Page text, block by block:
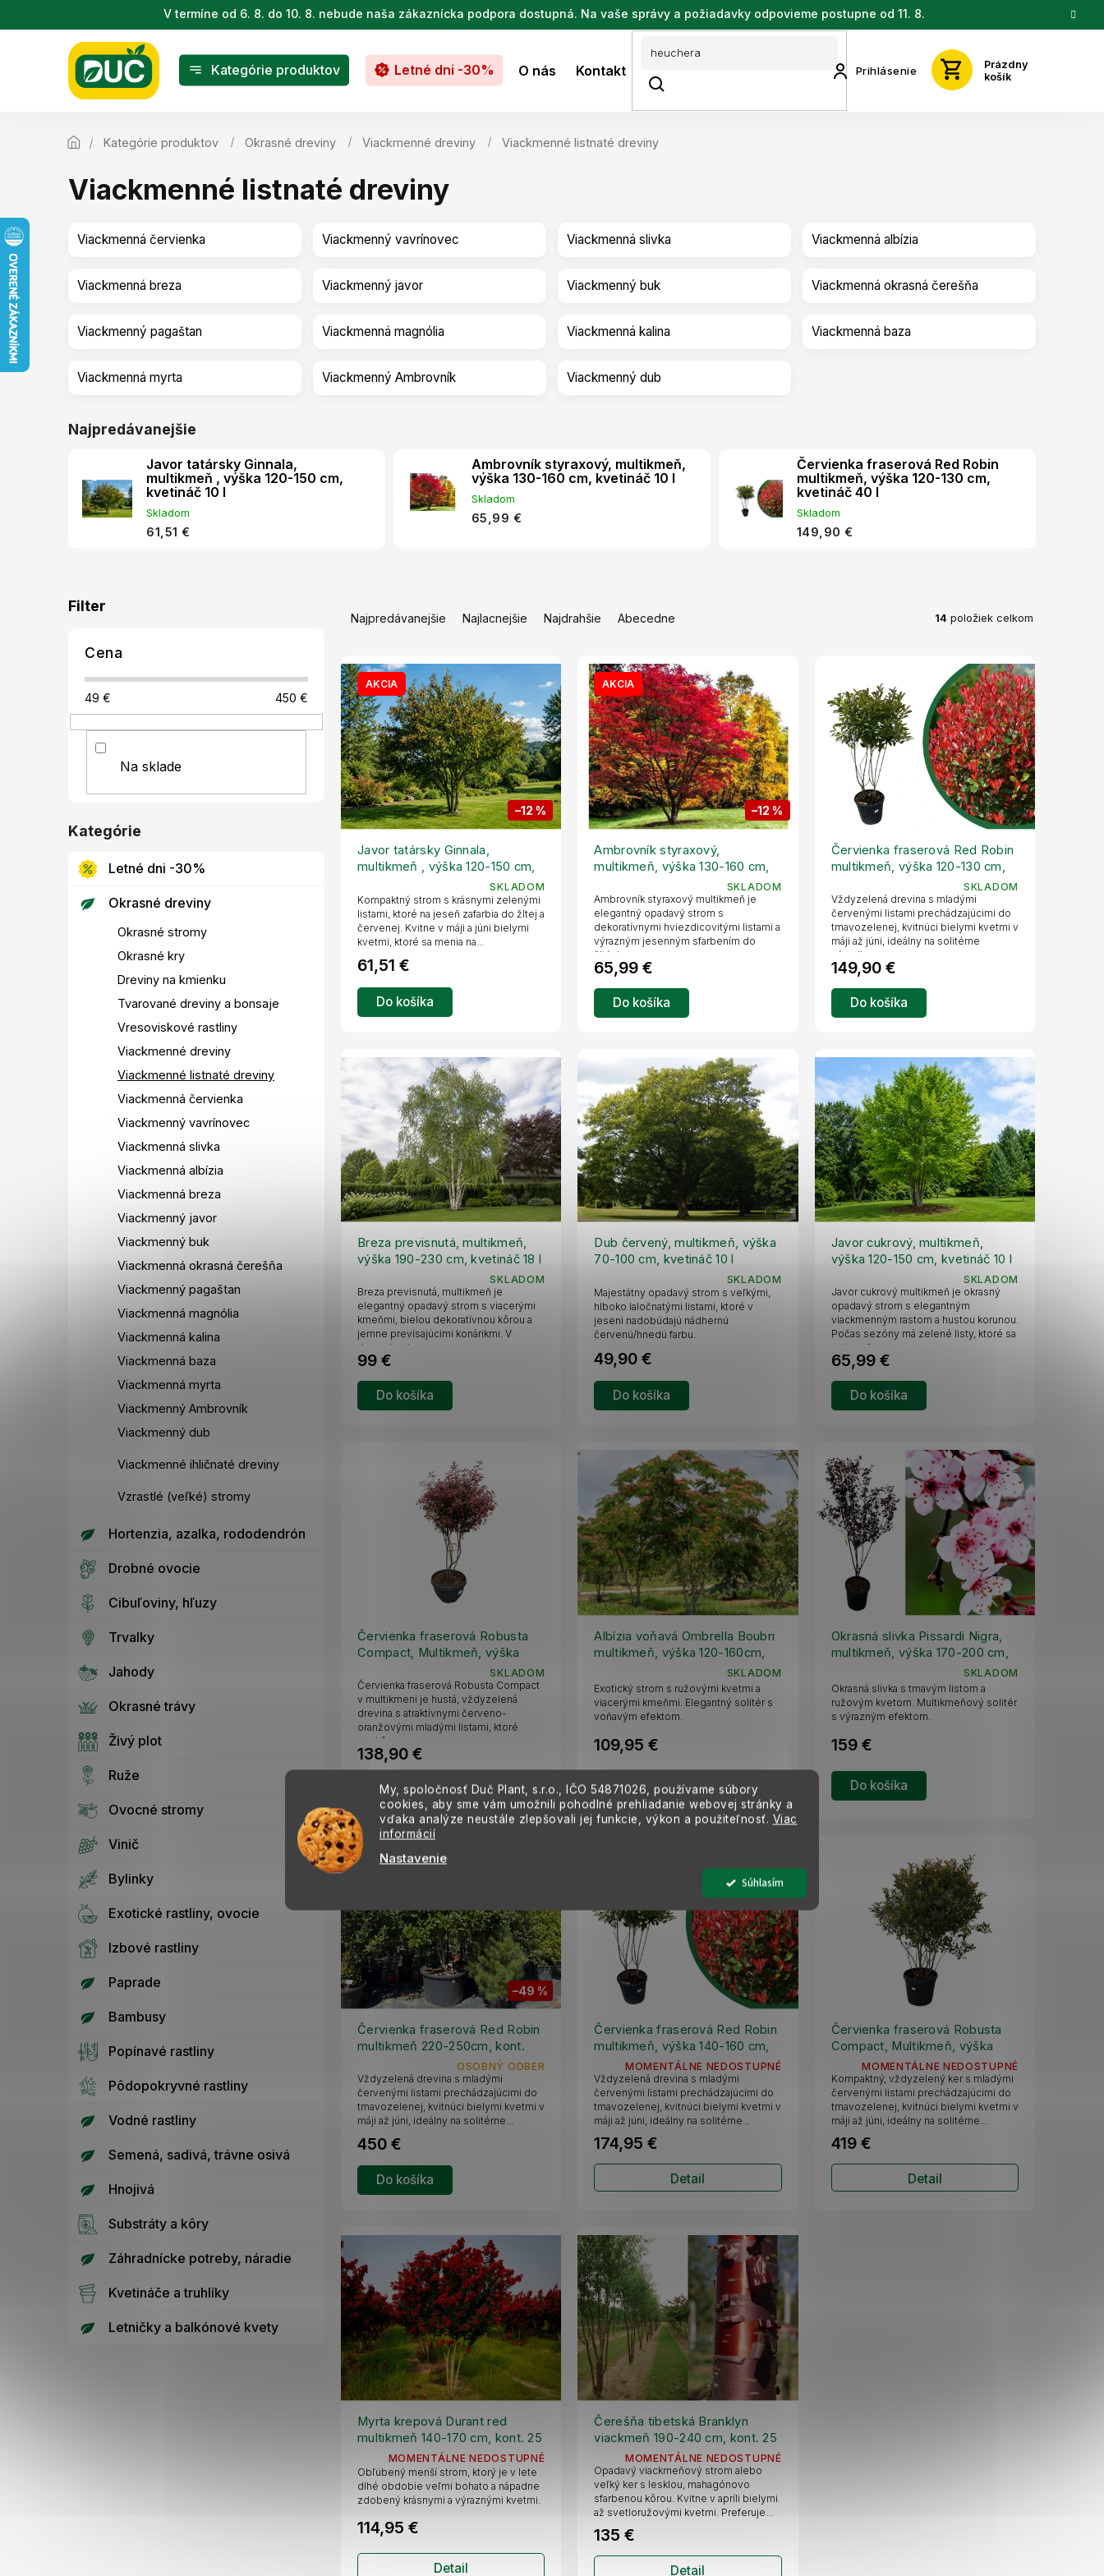
My, spoločnosť Duč Plant, s.r.o., IČO 54871026, používame súbory
cookies, aby sme vám umožnili pohodlné prehliadanie webovej stránky a
vďaka analýze neustále zlepšovali jej funkcie, výkon a použiteľnosť. Viac
informácií
Nastavenie
Súhlasím
na
V termíne od 6. 8. do 10. 8. nebude naša zákaznícka podpora dostupná. Na vaše správy a požiadavky odpovieme postupne od 11. 8.
Prihlásenie
Prázdny
košík
Kategórie produktov Letné dni -30% O nás Kontakt
Kategórie produktov Okrasné dreviny Viackmenné dreviny Viackmenné listnaté dreviny
Viackmenné listnaté dreviny
Viackmenná červienka Viackmenný vavrínovec Viackmenná slivka Viackmenná albízia
Viackmenná breza Viackmenný javor Viackmenný buk Viackmenná okrasná čerešňa
Viackmenný pagaštan Viackmenná magnólia Viackmenná kalina Viackmenná baza
Viackmenná myrta Viackmenný Ambrovník Viackmenný dub
Najpredávanejšie
Javor tatársky Ginnala,
multikmeň , výška 120-150 cm,
kvetináč 10 l
Skladom
61,51 €
Ambrovník styraxový, multikmeň,
výška 130-160 cm, kvetináč 10 l
Skladom
65,99 €
Červienka fraserová Red Robin
multikmeň, výška 120-130 cm,
kvetináč 40 l
Skladom
149,90 €
o
n
e
Cena
49 € 450 €
Na sklade
Preskočiť
Kategórie
Letné dni -30%
Okrasné dreviny
Okrasné stromy
Okrasné kry
Dreviny na kmienku
Tvarované dreviny a bonsaje
Vresoviskové rastliny
Viackmenné dreviny
Viackmenné listnaté dreviny
Viackmenná červienka
Viackmenný vavrínovec
Viackmenná slivka
Viackmenná albízia
Viackmenná breza
Viackmenný javor
Viackmenný buk
Viackmenná okrasná čerešňa
Viackmenný pagaštan
Viackmenná magnólia
Viackmenná kalina
Viackmenná baza
Viackmenná myrta
Viackmenný Ambrovník
Viackmenný dub
Viackmenné ihličnaté dreviny
Vzrastlé (veľké) stromy
Hortenzia, azalka, rododendrón
Drobné ovocie
Cibuľoviny, hľuzy
Trvalky
Jahody
Okrasné trávy
Živý plot
Ruže
Ovocné stromy
Vinič
Bylinky
Exotické rastliny, ovocie
Izbové rastliny
Paprade
Bambusy
Popínavé rastliny
Pôdopokryvné rastliny
Vodné rastliny
Semená, sadivá, trávne osivá
Hnojivá
Substráty a kôry
Záhradnícke potreby, náradie
Kvetináče a truhlíky
Letničky a balkónové kvety
n
i
e
p
r
o
d
u
k
t
Najpredávanejšie Najlacnejšie Najdrahšie Abecedne 14 položiek celkom
s
p
r
o
d
u
k
t
o
v
AKCIA
–12 %
Javor tatársky Ginnala,
multikmeň , výška 120-150 cm,
SKLADOM
61,51 €
Do košíka
Kompaktný strom s krásnymi zelenými
listami, ktoré na jeseň zafarbia do žltej a
červenej. Kvitne v máji a júni bielymi
kvetmi, ktoré sa menia na...
AKCIA
–12 %
Ambrovník styraxový,
multikmeň, výška 130-160 cm,
SKLADOM
65,99 €
Do košíka
Ambrovník styraxový multikmeň je
elegantný opadavý strom s
dekoratívnymi hviezdicovitými listami a
výrazným jesenným sfarbením do
žltých,...
Červienka fraserová Red Robin
multikmeň, výška 120-130 cm,
SKLADOM
149,90 €
Do košíka
Vždyzelená drevina s mladými
červenými listami prechádzajúcimi do
tmavozelenej, kvitnúci bielymi kvetmi v
máji až júni, ideálny na solitérne
výsadby.
Breza previsnutá, multikmeň,
výška 190-230 cm, kvetináč 18 l
SKLADOM
99 €
Do košíka
Breza previsnutá, multikmeň je
elegantný opadavý strom s viacerými
kmeňmi, bielou dekoratívnou kôrou a
jemne prevísajúcimi konárikmi. V
dospelosti...
Dub červený, multikmeň, výška
70-100 cm, kvetináč 10 l
SKLADOM
49,90 €
Do košíka
Majestátny opadavý strom s veľkými,
hlboko laločnatými listami, ktoré v
jeseni nadobúdajú nádhernú
červenú/hnedú farbu.
Javor cukrový, multikmeň,
výška 120-150 cm, kvetináč 10 l
SKLADOM
65,99 €
Do košíka
Javor cukrový multikmeň je okrasný
opadavý strom s elegantným
viackmenným rastom a hustou korunou.
Počas sezóny má zelené listy, ktoré sa
na jeseň...
Červienka fraserová Robusta
Compact, Multikmeň, výška
110-130 cm, kvetináč 40 lSKLADOM
138,90 €
Do košíka
Červienka fraserová Robusta Compact
v multikmeni je hustá, vždyzelená
drevina s atraktívnymi červeno-
oranžovými mladými listami, ktoré
neskôr...
Albízia voňavá Ombrella Boubri
multikmeň, výška 120-160cm,
SKLADOM
109,95 €
Do košíka
Exotický strom s ružovými kvetmi a
viacerými kmeňmi. Elegantný solitér s
voňavým efektom.
Okrasná slivka Pissardi Nigra,
multikmeň, výška 170-200 cm,
SKLADOM
159 €
Do košíka
Okrasná slivka s tmavým listom a
ružovým kvetom. Multikmeňový solitér
s výrazným efektom.
AKCIA
–49 %
Červienka fraserová Red Robin
multikmeň 220-250cm, kont.
OSOBNÝ ODBER
450 €
Do košíka
Vždyzelená drevina s mladými
červenými listami prechádzajúcimi do
tmavozelenej, kvitnúci bielymi kvetmi v
máji až júni, ideálny na solitérne...
Červienka fraserová Red Robin
multikmeň, výška 140-160 cm,
kvetináč 40 l
MOMENTÁLNE NEDOSTUPNÉ
174,95 €
Detail
Vždyzelená drevina s mladými
červenými listami prechádzajúcimi do
tmavozelenej, kvitnúci bielymi kvetmi v
máji až júni, ideálny na solitérne...
Červienka fraserová Robusta
Compact, Multikmeň, výška
180-200 cm, kvetináč 90 l
MOMENTÁLNE NEDOSTUPNÉ
419 €
Detail
Kompaktný, vždyzelený ker s mladými
červenými listami prechádzajúcimi do
tmavozelenej, kvitnúci bielymi kvetmi v
máji až júni, ideálny na solitérne...
Myrta krepová Durant red
multikmeň 140-170 cm, kont. 25
MOMENTÁLNE NEDOSTUPNÉ
114,95 €
Detail
Obľúbený menší strom, ktorý je v lete
dlhé obdobie veľmi bohato a nápadne
zdobený krásnymi a výraznými kvetmi.
Čerešňa tibetská Branklyn
viackmeň 190-240 cm, kont. 25
MOMENTÁLNE NEDOSTUPNÉ
135 €
Detail
Opadavý viackmeňový strom alebo
veľký ker s lesklou, mahagónovo
sfarbenou kôrou. Kvitne v apríli bielymi
až svetloružovými kvetmi. Preferuje...